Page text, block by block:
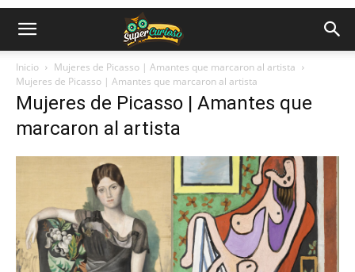
Inicio
Mujeres de Picasso | Amantes que marcaron al artista
Mujeres de Picasso | Amantes que marcaron al artista
Mujeres de Picasso | Amantes que
marcaron al artista